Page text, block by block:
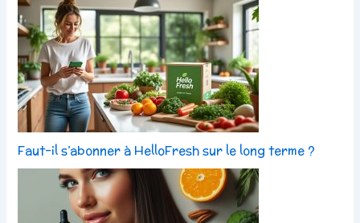
Faut-il s’abonner à HelloFresh sur le long terme ?